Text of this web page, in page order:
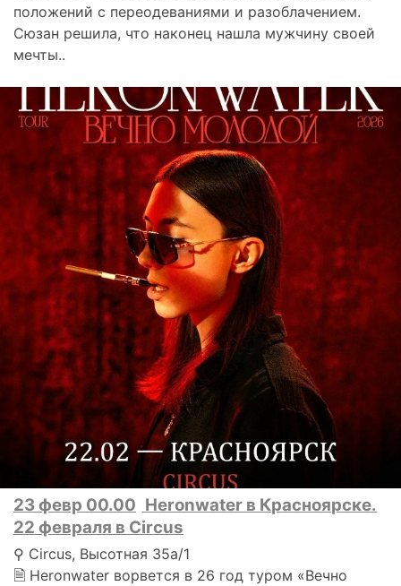
положений с переодеваниями и разоблачением.
Сюзан решила, что наконец нашла мужчину своей
мечты..
23 февр 00.00 Heronwater в Красноярске.
22 февраля в Circus
⚲ Circus, Высотная 35а/1
🗎 Heronwater ворвется в 26 год туром «Вечно